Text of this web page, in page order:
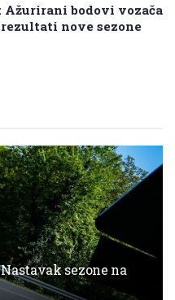
Ažurirani bodovi vozača
nove sezone
sezone na